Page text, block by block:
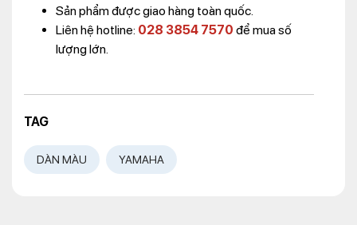
Sản phẩm được giao hàng toàn quốc.
Liên hệ hotline: 028 3854 7570 để mua số
lượng lớn.
TAG
DÀN MÀU YAMAHA